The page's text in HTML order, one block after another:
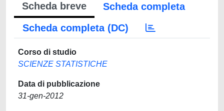
Scheda breve
Scheda completa
Scheda completa (DC)
Corso di studio
SCIENZE STATISTICHE
Data di pubblicazione
31-gen-2012